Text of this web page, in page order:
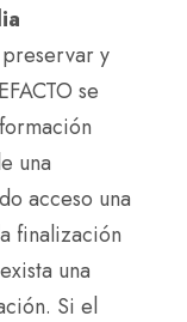
y
se
una
acceso una
finalización
una
Si el